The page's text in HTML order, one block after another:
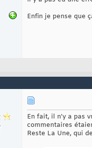
Enfin je pense que
En fait, il n'y a pas
commentaires
Reste La Une, qui